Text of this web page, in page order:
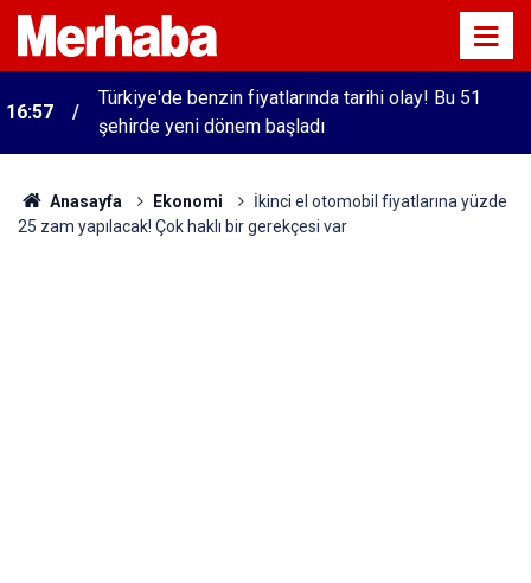
16:57
Türkiye'de benzin fiyatlarında tarihi olay! Bu 51
şehirde yeni dönem başladı
Anasayfa Ekonomi
İkinci el otomobil fiyatlarına yüzde
25 zam yapılacak! Çok haklı bir gerekçesi var